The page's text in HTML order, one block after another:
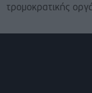
τρομοκρατικής